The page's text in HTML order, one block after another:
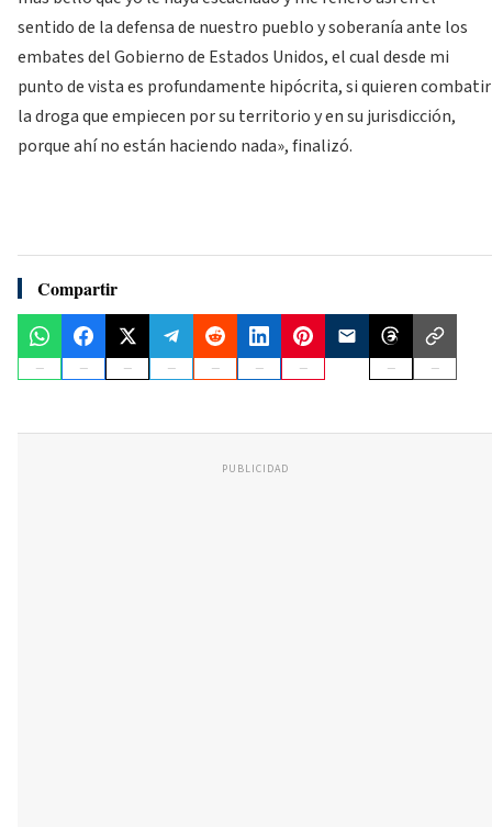
sentido de la defensa de nuestro pueblo y soberanía ante los
embates del Gobierno de Estados Unidos, el cual desde mi
punto de vista es profundamente hipócrita, si quieren combatir
la droga que empiecen por su territorio y en su jurisdicción,
porque ahí no están haciendo nada», finalizó.
Compartir
PUBLICIDAD